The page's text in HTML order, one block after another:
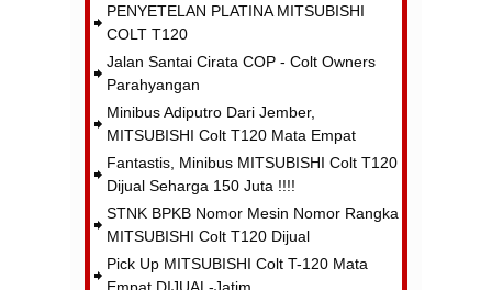
PENYETELAN PLATINA MITSUBISHI
COLT T120
Jalan Santai Cirata COP - Colt Owners
Parahyangan
Minibus Adiputro Dari Jember,
MITSUBISHI Colt T120 Mata Empat
Fantastis, Minibus MITSUBISHI Colt T120
Dijual Seharga 150 Juta !!!!
STNK BPKB Nomor Mesin Nomor Rangka
MITSUBISHI Colt T120 Dijual
Pick Up MITSUBISHI Colt T-120 Mata
Empat DIJUAL-Jatim